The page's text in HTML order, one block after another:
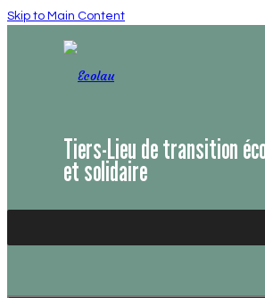
Skip to Main Content
Tiers-Lieu de transition
et solidaire